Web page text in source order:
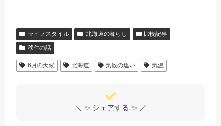
ライフスタイル 北海道の暮らし
比較記事
移住の話
6月の天候 北海道 気候の違い 気温
＼ ✨ シェアする ✨ ／